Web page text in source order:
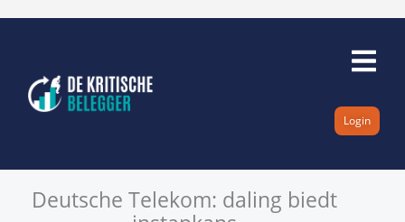
inhoud
Login
Deutsche Telekom: daling biedt